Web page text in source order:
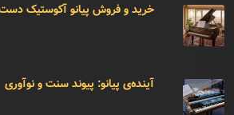
خرید و فروش پیانو آکوستیک
آینده‌ی پیانو: پیوند سنت و نوآوری